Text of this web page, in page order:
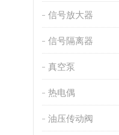
信号放大器
信号隔离器
真空泵
热电偶
油压传动阀